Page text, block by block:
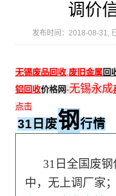
调价
发布时间：2018-08-31,
无锡废品回收,废旧金属回
铝回收价格网-无锡永成
点击
31日废钢 行情
31日全国废
中，无上调厂家；